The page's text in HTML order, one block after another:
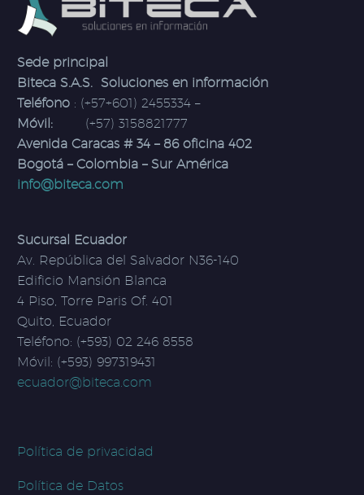
Sede principal
Biteca S.A.S. Soluciones en información
Teléfono : (+57+601) 2455334 –
Móvil: (+57) 3158821777
Avenida Caracas # 34 – 86 oficina 402
Bogotá – Colombia – Sur América
info@biteca.com
Sucursal Ecuador
Av. República del Salvador N36-140
Edificio Mansión Blanca
4 Piso, Torre Paris Of. 401
Quito, Ecuador
Teléfono: (+593) 02 246 8558
Móvil: (+593) 997319431
ecuador@biteca.com
Política de privacidad
Política de Datos